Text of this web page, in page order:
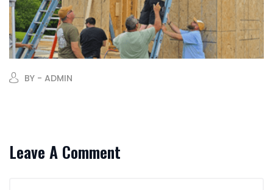
BY - ADMIN
Leave A Comment